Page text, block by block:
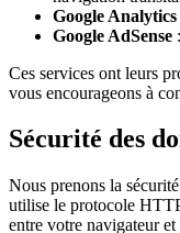
Google Analytics
Google AdSense
Ces services ont leurs
vous encourageons à
Sécurité des
Nous prenons la
utilise le protocole
entre votre navigateur